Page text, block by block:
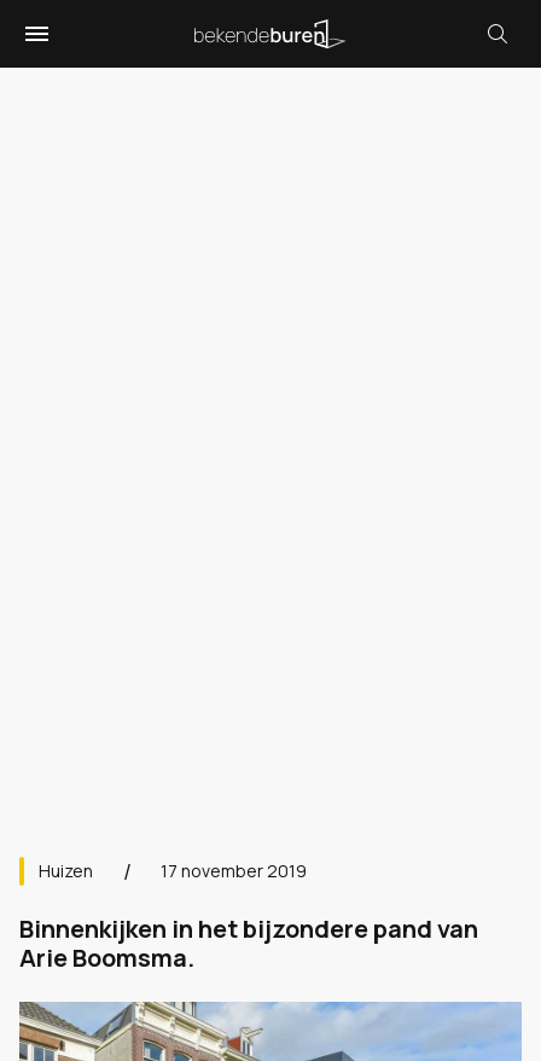
Huizen 17 november 2019
Binnenkijken in het bijzondere pand van
Arie Boomsma.